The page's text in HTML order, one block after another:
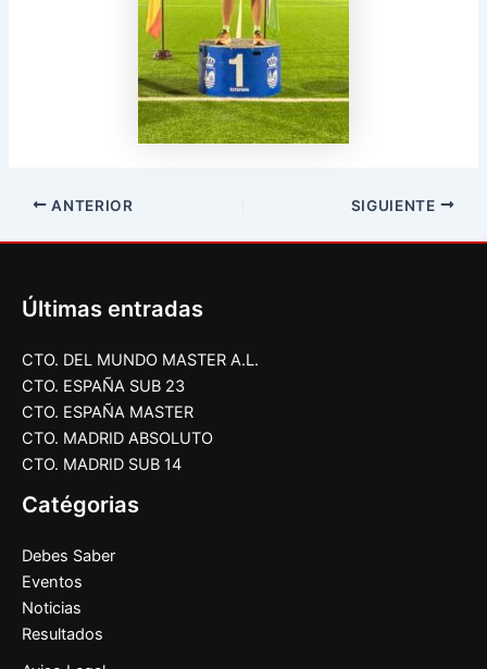
ANTERIOR SIGUIENTE
Últimas entradas
CTO. DEL MUNDO MASTER A.L.
CTO. ESPAÑA SUB 23
CTO. ESPAÑA MASTER
CTO. MADRID ABSOLUTO
CTO. MADRID SUB 14
Catégorias
Debes Saber
Eventos
Noticias
Resultados